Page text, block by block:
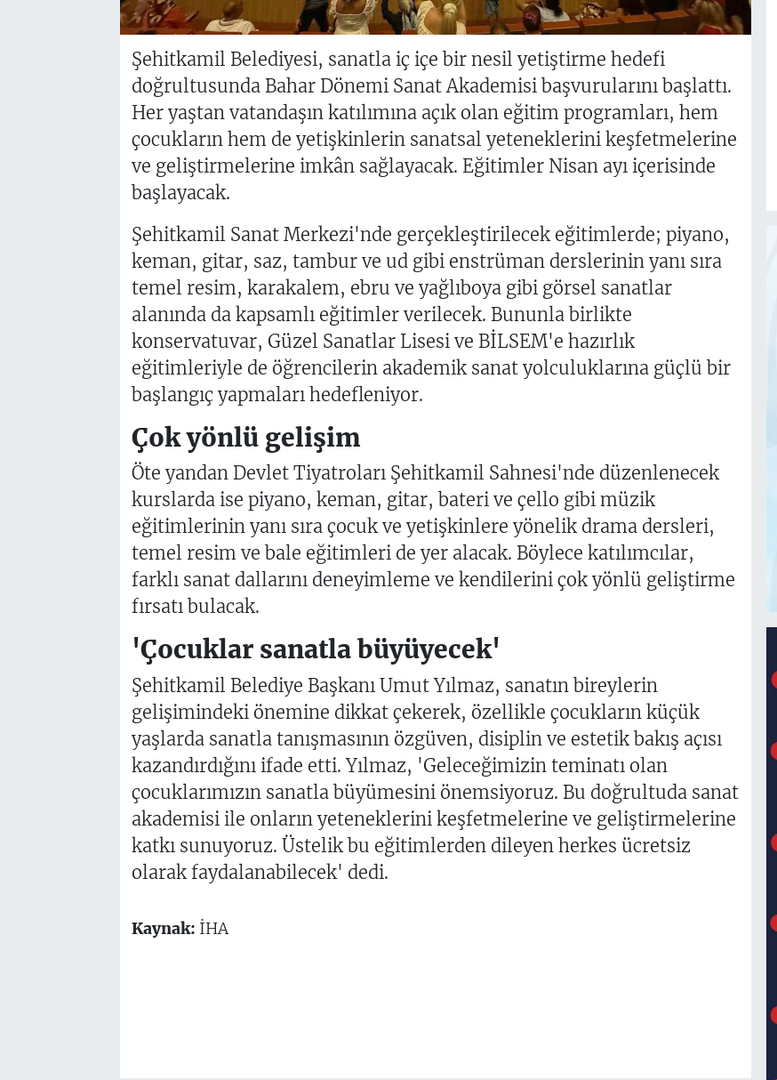
Şehitkamil Belediyesi, sanatla iç içe bir nesil yetiştirme hedefi
doğrultusunda Bahar Dönemi Sanat Akademisi başvurularını başlattı.
Her yaştan vatandaşın katılımına açık olan eğitim programları, hem
çocukların hem de yetişkinlerin sanatsal yeteneklerini keşfetmelerine
ve geliştirmelerine imkân sağlayacak. Eğitimler Nisan ayı içerisinde
başlayacak.
Şehitkamil Sanat Merkezi'nde gerçekleştirilecek eğitimlerde; piyano,
keman, gitar, saz, tambur ve ud gibi enstrüman derslerinin yanı sıra
temel resim, karakalem, ebru ve yağlıboya gibi görsel sanatlar
alanında da kapsamlı eğitimler verilecek. Bununla birlikte
konservatuvar, Güzel Sanatlar Lisesi ve BİLSEM'e hazırlık
eğitimleriyle de öğrencilerin akademik sanat yolculuklarına güçlü bir
başlangıç yapmaları hedefleniyor.
Çok yönlü gelişim
Öte yandan Devlet Tiyatroları Şehitkamil Sahnesi'nde düzenlenecek
kurslarda ise piyano, keman, gitar, bateri ve çello gibi müzik
eğitimlerinin yanı sıra çocuk ve yetişkinlere yönelik drama dersleri,
temel resim ve bale eğitimleri de yer alacak. Böylece katılımcılar,
farklı sanat dallarını deneyimleme ve kendilerini çok yönlü geliştirme
fırsatı bulacak.
'Çocuklar sanatla büyüyecek'
Şehitkamil Belediye Başkanı Umut Yılmaz, sanatın bireylerin
gelişimindeki önemine dikkat çekerek, özellikle çocukların küçük
yaşlarda sanatla tanışmasının özgüven, disiplin ve estetik bakış açısı
kazandırdığını ifade etti. Yılmaz, 'Geleceğimizin teminatı olan
çocuklarımızın sanatla büyümesini önemsiyoruz. Bu doğrultuda sanat
akademisi ile onların yeteneklerini keşfetmelerine ve geliştirmelerine
katkı sunuyoruz. Üstelik bu eğitimlerden dileyen herkes ücretsiz
olarak faydalanabilecek' dedi.
Kaynak: İHA